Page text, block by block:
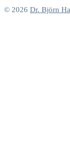
© 2026 Dr. Björn